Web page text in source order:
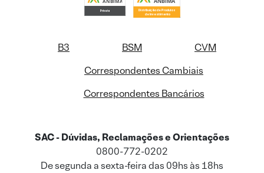
B3 BSM
CVM
Correspondentes Cambiais
Correspondentes Bancários
SAC - Dúvidas, Reclamações e Orientações
0800-772-0202
De segunda a sexta-feira das 09hs às 18hs